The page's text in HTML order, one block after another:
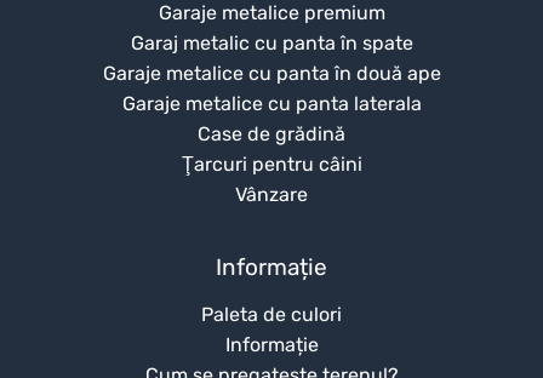
Garaje metalice premium
Garaj metalic cu panta în spate
Garaje metalice cu panta în două ape
Garaje metalice cu panta laterala
Case de grădină
Ţarcuri pentru câini
Vânzare
Informație
Paleta de culori
Informație